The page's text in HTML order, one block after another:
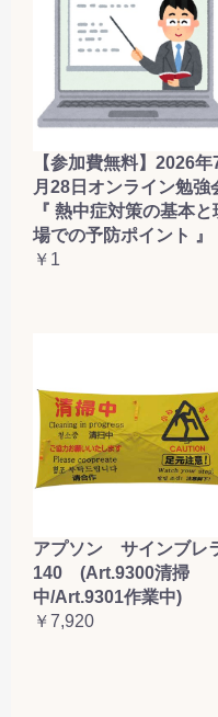
【参加費無料】2026年
月28日オンライン勉強
『 熱中症対策の基本と
場での予防ポイント 』
￥1
アプソン サインブレ
140 (Art.9300清掃
中/Art.9301作業中)
￥7,920